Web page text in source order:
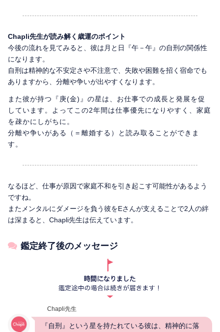
Chapli先生が読み解く歳運のポイント
今後の流れを見てみると、彼は月と日『午－午』の自刑の関係性
になります。
自刑は精神的な不安定さや不注意で、失敗や困難を招く宿命でも
ありますから、分離や争いが出やすくなります。
また彼が持つ『庚(金)』の星は、お仕事での成長と発展を促
しています。よってこの2年間は仕事優先になりやすく、家庭
を疎かにしがちに。
分離や争いがある（＝離婚する）と読み取ることができま
す。
なるほど、仕事が原因で家庭不和を引き起こす可能性があるよう
ですね。
またメンタルにダメージを負う彼をEさんが支えることで2人の絆
は深まると、Chapli先生は伝えています。
鑑定終了後のメッセージ
Chapli先生
『自刑』という星を持たれている彼は、精神的に落